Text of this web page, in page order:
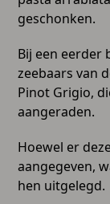
geschonken.
Bij een eerder
zeebaars van
Pinot Grigio,
aangeraden.
Hoewel er
aangegeven,
hen uitgelegd.